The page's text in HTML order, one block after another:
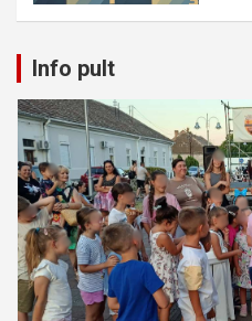
Info pult